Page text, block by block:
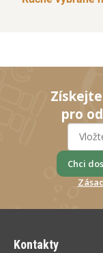
pro
Chci
Kontakty